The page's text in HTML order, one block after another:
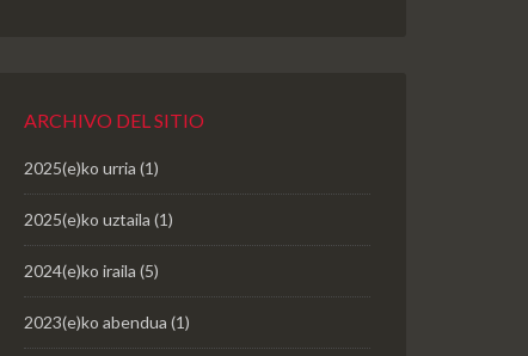
ARCHIVO DEL SITIO
2025(e)ko urria (1)
2025(e)ko uztaila (1)
2024(e)ko iraila (5)
2023(e)ko abendua (1)